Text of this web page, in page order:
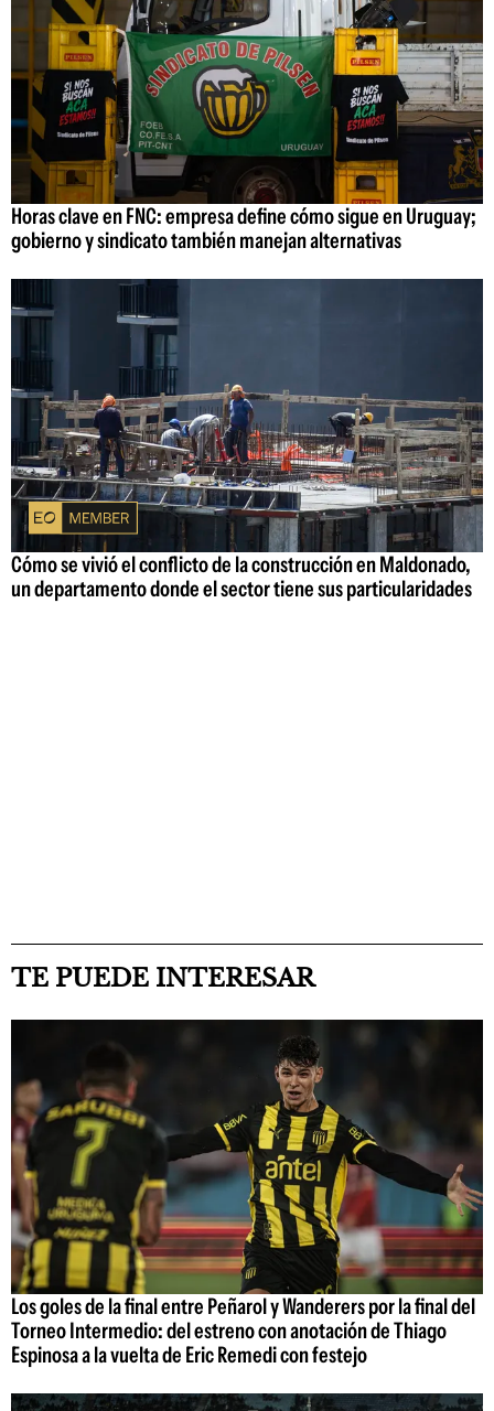
Horas clave en FNC: empresa define cómo sigue en Uruguay;
gobierno y sindicato también manejan alternativas
Cómo se vivió el conflicto de la construcción en Maldonado,
un departamento donde el sector tiene sus particularidades
TE PUEDE INTERESAR
Los goles de la final entre Peñarol y Wanderers por la final del
Torneo Intermedio: del estreno con anotación de Thiago
Espinosa a la vuelta de Eric Remedi con festejo